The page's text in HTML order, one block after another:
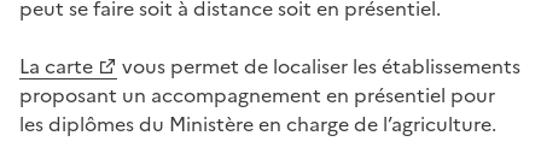
peut se faire soit à distance soit en présentiel.
La carte
vous permet de localiser les établissements
proposant un accompagnement en présentiel pour
les diplômes du Ministère en charge de l’agriculture.